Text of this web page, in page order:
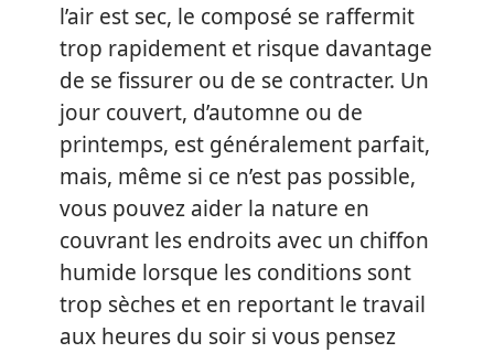
l’air est sec, le composé se raffermit
trop rapidement et risque davantage
de se fissurer ou de se contracter. Un
jour couvert, d’automne ou de
printemps, est généralement parfait,
mais, même si ce n’est pas possible,
vous pouvez aider la nature en
couvrant les endroits avec un chiffon
humide lorsque les conditions sont
trop sèches et en reportant le travail
aux heures du soir si vous pensez